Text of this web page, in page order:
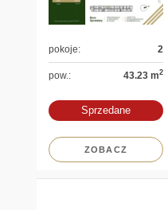
pokoje: 2
pow.: 43.23 m2
Sprzedane
ZOBACZ